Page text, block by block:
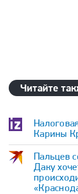
Читайте
Карины
Пальцев
Даку